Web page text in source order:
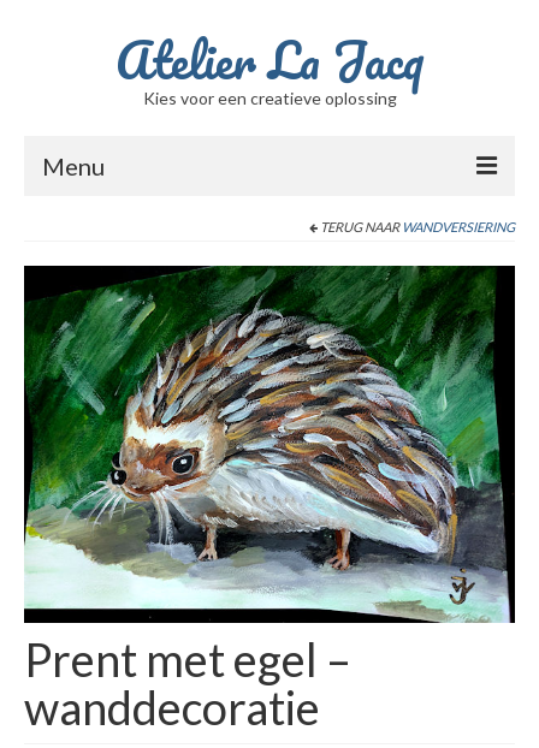
Atelier La Jacq
Kies voor een creatieve oplossing
Menu
Ik ben Jacqueline
Berichten
Winkel
Winkelwagen
Beschilderde glasvazen
Filmpje met de schalen / potten / vazen
Beschilderde schalen
Beschilderde Vazen
Creatieve prenten
Epoxy / sierraden
TERUG NAAR WANDVERSIERING
Prent met egel –
wanddecoratie